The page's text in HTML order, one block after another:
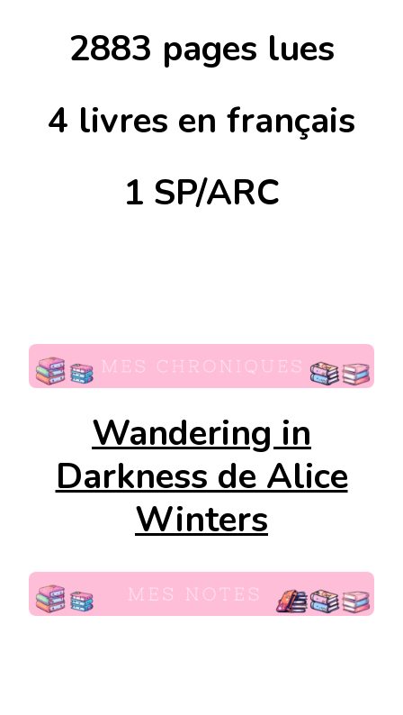
2883 pages lues
4 livres en français
1 SP/ARC
Wandering in
Darkness de Alice
Winters